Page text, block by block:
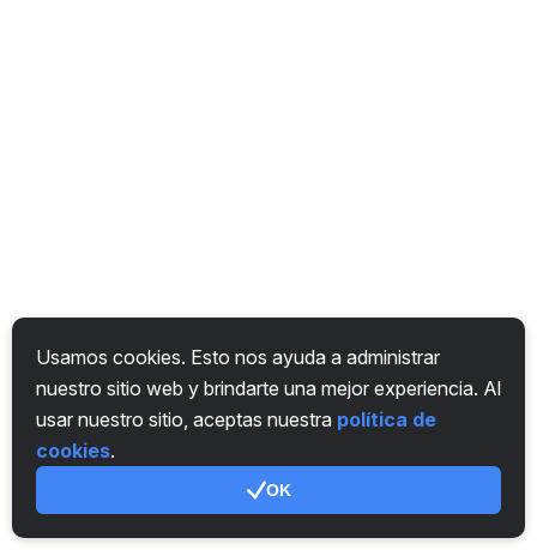
Usamos cookies. Esto nos ayuda a administrar
nuestro sitio web y brindarte una mejor experiencia. Al
usar nuestro sitio, aceptas nuestra política de
cookies.
OK